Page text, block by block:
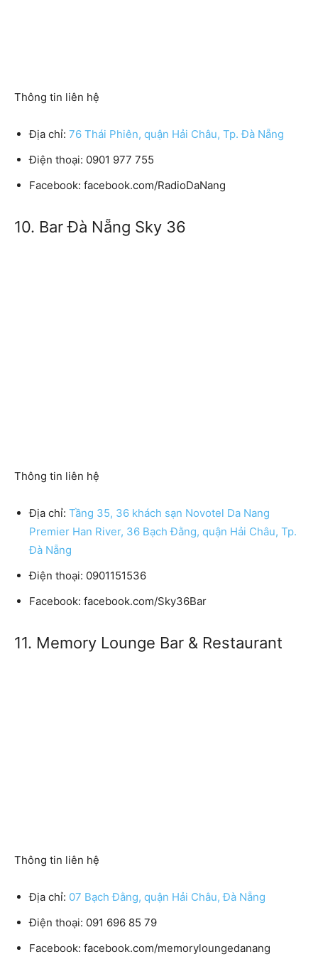
Thông tin liên hệ
Địa chỉ: 76 Thái Phiên, quận Hải Châu, Tp. Đà Nẵng
Điện thoại: 0901 977 755
Facebook: facebook.com/RadioDaNang
10. Bar Đà Nẵng Sky 36
Thông tin liên hệ
Địa chỉ: Tầng 35, 36 khách sạn Novotel Da Nang
Premier Han River, 36 Bạch Đằng, quận Hải Châu, Tp.
Đà Nẵng
Điện thoại: 0901151536
Facebook: facebook.com/Sky36Bar
11. Memory Lounge Bar & Restaurant
Thông tin liên hệ
Địa chỉ: 07 Bạch Đằng, quận Hải Châu, Đà Nẵng
Điện thoại: 091 696 85 79
Facebook: facebook.com/memoryloungedanang